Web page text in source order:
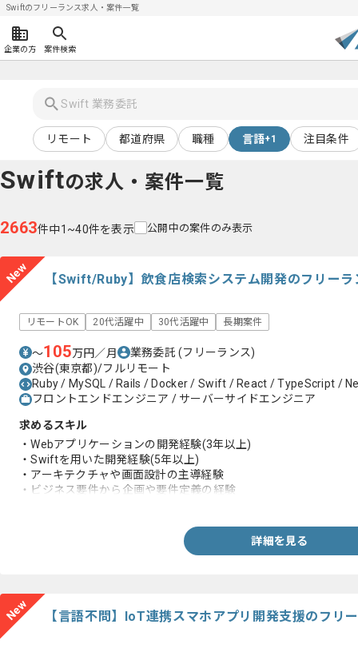
Swiftのフリーランス求人・案件一覧
企業の方 案件検索
リモート 都道府県 職種 言語+1 注目条件
Swiftの求人・案件一覧
2663件中1~40件を表示 公開中の案件のみ表示
New 【Swift/Ruby】飲食店検索システム開発のフリー
リモートOK 20代活躍中 30代活躍中 長期案件
〜105万円／月 業務委託(フリーランス)
渋谷(東京都)/フルリモート
Ruby / MySQL / Rails / Docker / Swift / React / TypeScript /
フロントエンドエンジニア / サーバーサイドエンジニア
求めるスキル
・Webアプリケーションの開発経験(3年以上)
・Swiftを用いた開発経験(5年以上)
・アーキテクチャや画面設計の主導経験
・ビジネス要件から企画や要件定義の経験
詳細を見る
New 【言語不問】IoT連携スマホアプリ開発支援のフリ